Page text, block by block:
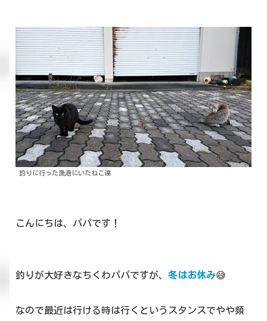
釣りに行った漁港にいたねこ達
こんにちは、パパです！
釣りが大好きなちくわパパですが、 冬はお休み😅
なので最近は行ける時は行くというスタンスでやや頻